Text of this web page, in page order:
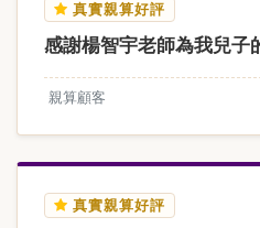
真實親算好評
感謝楊智宇老師為我兒
親算顧客
真實親算好評